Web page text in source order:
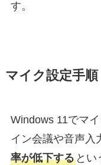
す。
マイク設定手
Windows 11でマ
イン会議や音声入
率が低下するとい